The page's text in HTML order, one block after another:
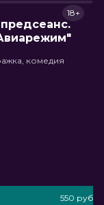
18+
комедия
550 руб.